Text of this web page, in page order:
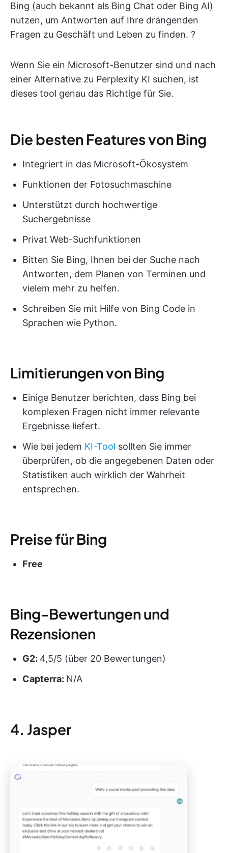
Bing (auch bekannt als Bing Chat oder Bing AI)
nutzen, um Antworten auf Ihre drängenden
Fragen zu Geschäft und Leben zu finden. ?
Wenn Sie ein Microsoft-Benutzer sind und nach
einer Alternative zu Perplexity KI suchen, ist
dieses tool genau das Richtige für Sie.
Die besten Features von Bing
Integriert in das Microsoft-Ökosystem
Funktionen der Fotosuchmaschine
Unterstützt durch hochwertige
Suchergebnisse
Privat Web-Suchfunktionen
Bitten Sie Bing, Ihnen bei der Suche nach
Antworten, dem Planen von Terminen und
vielem mehr zu helfen.
Schreiben Sie mit Hilfe von Bing Code in
Sprachen wie Python.
Limitierungen von Bing
Einige Benutzer berichten, dass Bing bei
komplexen Fragen nicht immer relevante
Ergebnisse liefert.
Wie bei jedem KI-Tool sollten Sie immer
überprüfen, ob die angegebenen Daten oder
Statistiken auch wirklich der Wahrheit
entsprechen.
Preise für Bing
Free
Bing-Bewertungen und
Rezensionen
G2: 4,5/5 (über 20 Bewertungen)
Capterra: N/A
4. Jasper